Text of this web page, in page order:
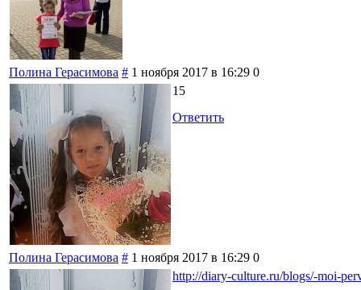
Полина Герасимова # 1 ноября 2017 в 16:29 0
15
Ответить
Полина Герасимова # 1 ноября 2017 в 16:29 0
http://diary-culture.ru/blogs/-moi-